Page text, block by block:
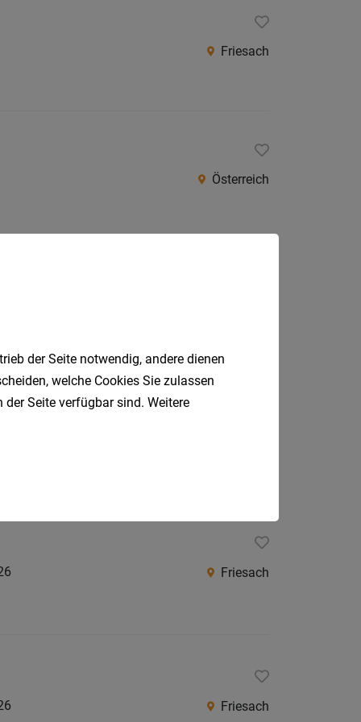
Friesach
Österreich
Friesach
Friesach
der Seite notwendig, andere dienen
welche Cookies Sie zulassen
Seite verfügbar sind. Weitere